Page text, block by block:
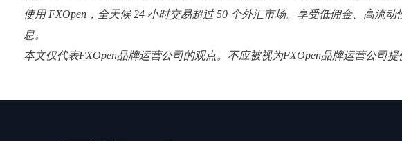
使用 FXOpen，全天候 24 小时交易超过 50 个外汇市场。享受低佣金、高流
息。
本文仅代表FXOpen品牌运营公司的观点。不应被视为FXOpen品牌运营公司